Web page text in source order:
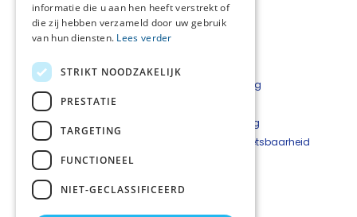
Agenda
Nieuwsflits
Contact
PaTz Ambassadeurs
AVG
Privacyverklaring
Cookieverklaring
Beveiligingskwetsbaarheid
Schrijf je in voor onze nieuwsflits
informatie die u aan hen heeft verstrekt of
die zij hebben verzameld door uw gebruik
van hun diensten. Lees verder
STRIKT NOODZAKELIJK
PRESTATIE
TARGETING
FUNCTIONEEL
NIET-GECLASSIFICEERD